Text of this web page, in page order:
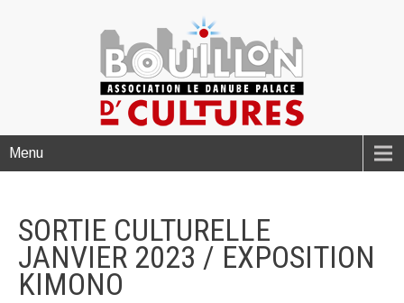
Menu
SORTIE CULTURELLE
JANVIER 2023 / EXPOSITION
KIMONO